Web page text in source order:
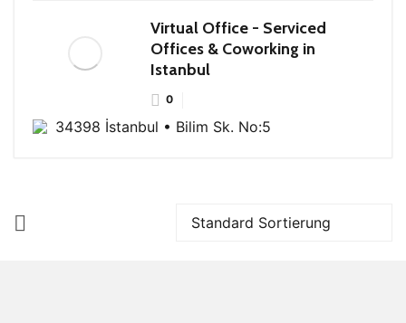
Virtual Office - Serviced
Offices & Coworking in
Istanbul
0
34398 İstanbul • Bilim Sk. No:5